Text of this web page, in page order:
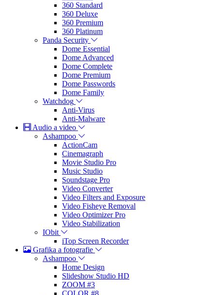
360 Standard
360 Deluxe
360 Premium
360 Platinum
Panda Security
Dome Essential
Dome Advanced
Dome Complete
Dome Premium
Dome Passwords
Dome Family
Watchdog
Anti-Virus
Anti-Malware
Audio a video
Ashampoo
ActionCam
Cinemagraph
Movie Studio Pro
Music Studio
Soundstage Pro
Video Converter
Video Filters and Exposure
Video Fisheye Removal
Video Optimizer Pro
Video Stabilization
IObit
iTop Screen Recorder
Grafika a fotografie
Ashampoo
Home Design
Slideshow Studio HD
ZOOM #3
COLOR #8